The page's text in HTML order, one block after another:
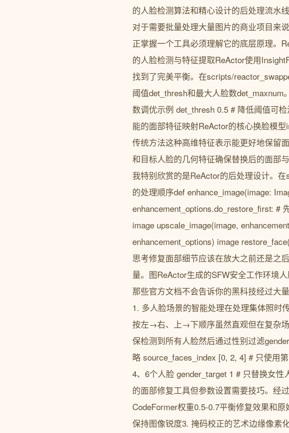
的人脸检测算法和精心设计的后处理流水
对于需要批量处理大量图片的商业项目来
正掌握一个工具必须理解它的底层原理。
的人脸检测与特征提取ReActor使用
找到了完美平衡。在scripts/
阈值det_thresh和最大人脸数
数调优示例 det_thresh 0.5 # 降低阈值可
能的面部特征映射ReActor的核心换脸模
传统方法这种高维特征表示能更好地保留
和目标人脸的几何特征确保替换后的面部
我特别欣赏的是ReActor的后处理设计。
的处理顺序def enhance_image(image:
enhancement_options.do_restore_first: #
image upscale_image(image,
enhancement_options) image
思考修复面部细节应该在放大之前还是之
量。图ReActor生成的SFW安全工作环境
那些官方文档不会告诉你的黑科技经过大
1. 多人脸场景的智能处理在处理集体照时
按左→右、上→下顺序虽然直观但在复杂
保检测到所有人脸然后通过性别过滤
略 source_faces_index [0, 2, 4] # 只使用
4、6个人脸 gender_target 1 # 只替换女
的面部修复工具但参数设置需要技巧。经
CodeFormer权重0.5-0.7平衡修复效果和
保持图像锐度3. 掩码校正的艺术边缘像素